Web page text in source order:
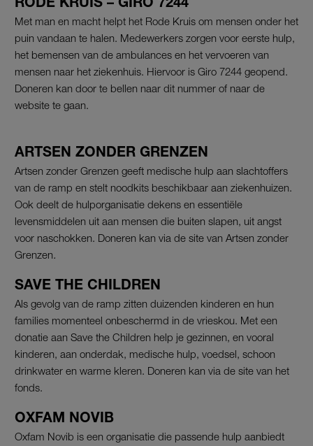
Met man en macht helpt het Rode Kruis om mensen onder het
puin vandaan te halen. Medewerkers zorgen voor eerste hulp,
het bemensen van de ambulances en het vervoeren van
mensen naar het ziekenhuis. Hiervoor is Giro 7244 geopend.
Doneren kan door te bellen naar dit nummer of naar de
website te gaan.
ARTSEN ZONDER GRENZEN
Artsen zonder Grenzen geeft medische hulp aan slachtoffers
van de ramp en stelt noodkits beschikbaar aan ziekenhuizen.
Ook deelt de hulporganisatie dekens en essentiële
levensmiddelen uit aan mensen die buiten slapen, uit angst
voor naschokken. Doneren kan via de site van Artsen zonder
Grenzen.
SAVE THE CHILDREN
Als gevolg van de ramp zitten duizenden kinderen en hun
families momenteel onbeschermd in de vrieskou. Met een
donatie aan Save the Children help je gezinnen, en vooral
kinderen, aan onderdak, medische hulp, voedsel, schoon
drinkwater en warme kleren. Doneren kan via de site van het
fonds.
OXFAM NOVIB
Oxfam Novib is een organisatie die passende hulp aanbiedt